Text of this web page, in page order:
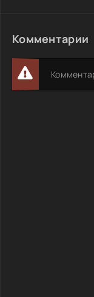
Комментарии